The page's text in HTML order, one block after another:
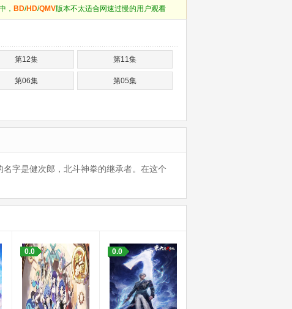
， BD/HD/QMV版本不太适合网速过慢的用户观看
第12集 第11集
第06集 第05集
字是健次郎，北斗神拳的继承者。在这个
0.0 0.0